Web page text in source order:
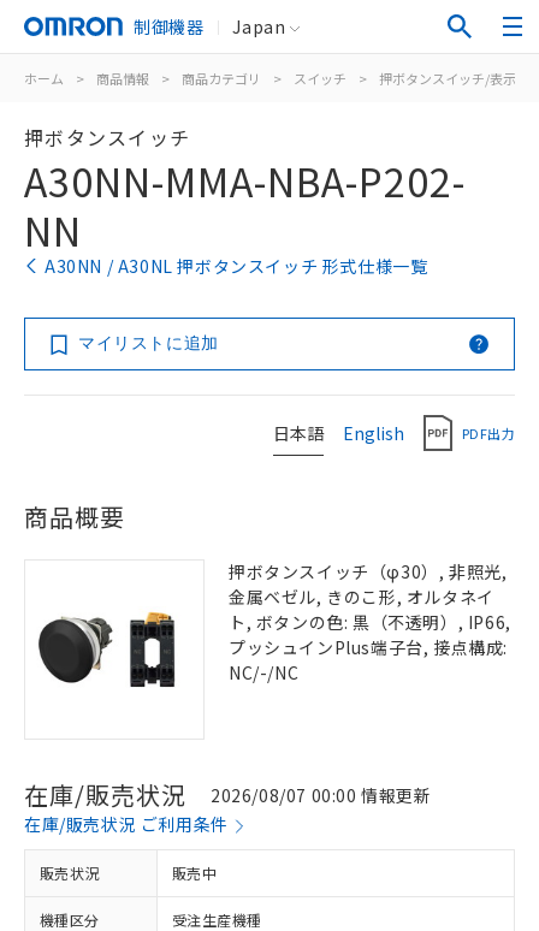
制御機器 Japan
ホーム > 商品情報 > 商品カテゴリ > スイッチ > 押ボタンスイッチ/表示灯
押ボタンスイッチ
A30NN-MMA-NBA-P202-
NN
A30NN / A30NL 押ボタンスイッチ 形式仕様一覧
マイリストに追加
日本語 English PDF出力
商品概要
押ボタンスイッチ（φ30）, 非照光,
金属ベゼル, きのこ形, オルタネイ
ト, ボタンの色: 黒（不透明）, IP66,
プッシュインPlus端子台, 接点構成:
NC/-/NC
在庫/販売状況
2026/08/07 00:00 情報更新
在庫/販売状況 ご利用条件
販売状況 販売中
機種区分 受注生産機種